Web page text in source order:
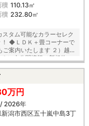
積 110.13㎡
積 232.80㎡
タム可能なカラーセレク
◆ＬＤＫ＋畳コーナーで
）未公開情報（新規物
宅性能評価」W取得！
の建物１０年保証（最大
ビスコールセンター設置
校
万円
2026年
新潟市西区五十嵐中島3丁